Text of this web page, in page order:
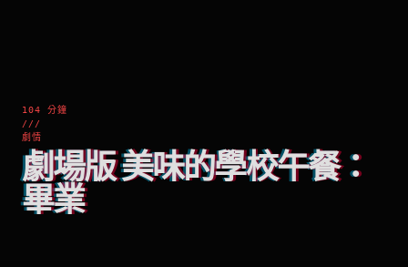
104 分鐘
///
劇情
劇場版 美味的學校午餐：
畢業